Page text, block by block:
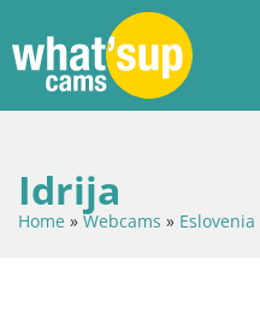
Idrija
Home » Webcams » Eslovenia